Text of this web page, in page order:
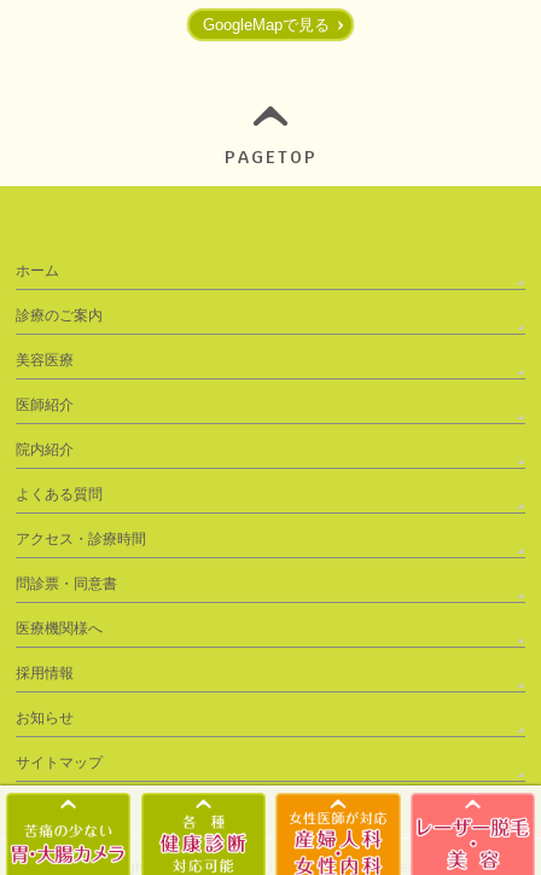
GoogleMapで見る
PAGETOP
ホーム
診療のご案内
美容医療
医師紹介
院内紹介
よくある質問
アクセス・診療時間
問診票・同意書
医療機関様へ
採用情報
お知らせ
サイトマップ
Copyright © 2026ゆぐちクリニックAll Rights Reserved.